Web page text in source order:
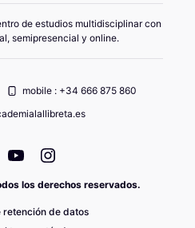
de estudios multidisciplinar con
semipresencial y online.
mobile : +34 666 875 860
los derechos reservados.
retención de datos